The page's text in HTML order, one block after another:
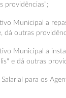
providências”;
Municipal a
dá outras
Municipal a
e dá outras
para os